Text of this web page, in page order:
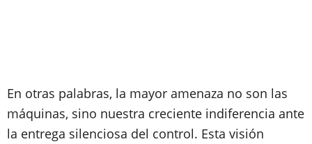
En otras palabras, la mayor amenaza no son las
máquinas, sino nuestra creciente indiferencia ante
la entrega silenciosa del control. Esta visión